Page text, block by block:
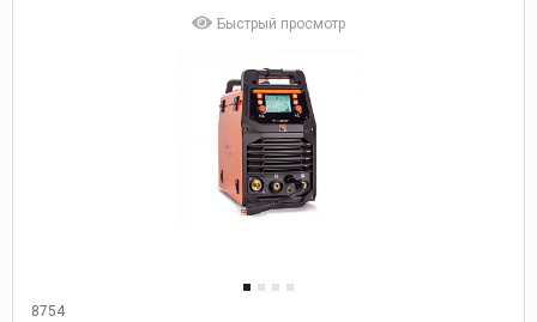
Быстрый просмотр
8754